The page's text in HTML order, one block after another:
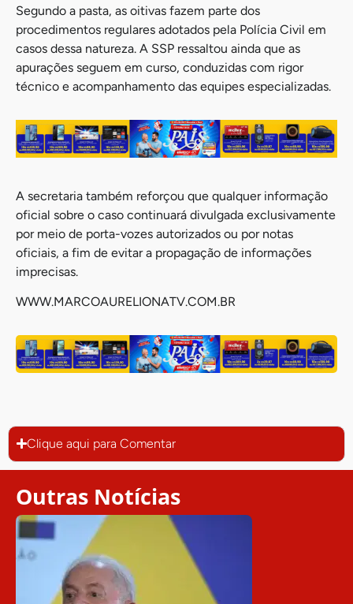
Segundo a pasta, as oitivas fazem parte dos
procedimentos regulares adotados pela Polícia Civil em
casos dessa natureza. A SSP ressaltou ainda que as
apurações seguem em curso, conduzidas com rigor
técnico e acompanhamento das equipes especializadas.
A secretaria também reforçou que qualquer informação
oficial sobre o caso continuará divulgada exclusivamente
por meio de porta-vozes autorizados ou por notas
oficiais, a fim de evitar a propagação de informações
imprecisas.
WWW.MARCOAURELIONATV.COM.BR
Clique aqui para Comentar
Outras Notícias